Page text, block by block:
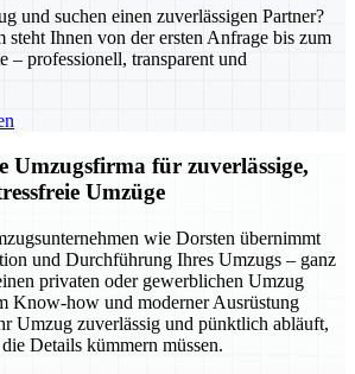
und suchen einen zuverlässigen Partner?
steht Ihnen von der ersten Anfrage bis zum
– professionell, transparent und
Umzugsfirma für zuverlässige,
Umzüge
wie Dorsten übernimmt
und Durchführung Ihres Umzugs – ganz
privaten oder gewerblichen Umzug
Know-how und moderner Ausrüstung
Umzug zuverlässig und pünktlich abläuft,
Details kümmern müssen.